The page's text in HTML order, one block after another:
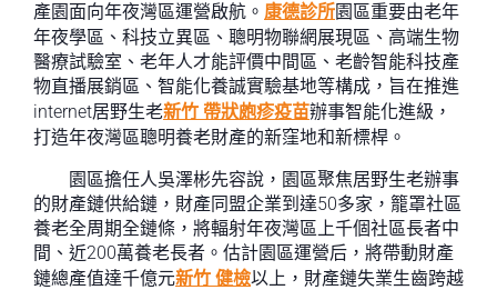
產園面向年夜灣區運營啟航。 康德診所園區重要由老年
年夜學區、科技立異區、聰明物聯網展現區、高端生物
醫療試驗室、老年人才能評價中間區、老齡智能科技產
物直播展銷區、智能化養誠實驗基地等構成，旨在推進
internet居野生老新竹 帶狀皰疹疫苗辦事智能化進級，
打造年夜灣區聰明養老財產的新窪地和新標桿。
園區擔任人吳澤彬先容說，園區聚焦居野生老辦事
的財產鏈供給鏈，財產同盟企業到達50多家，籠罩社區
養老全周期全鏈條，將輻射年夜灣區上千個社區長者中
間、近200萬養老長者。估計園區運營后，將帶動財產
鏈總產值達千億元新竹 健檢以上，財產鏈失業生齒跨越